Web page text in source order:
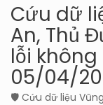
Cứu dữ
An, Thủ
lỗi
05/04/
🛡️ Cứu dữ liệu